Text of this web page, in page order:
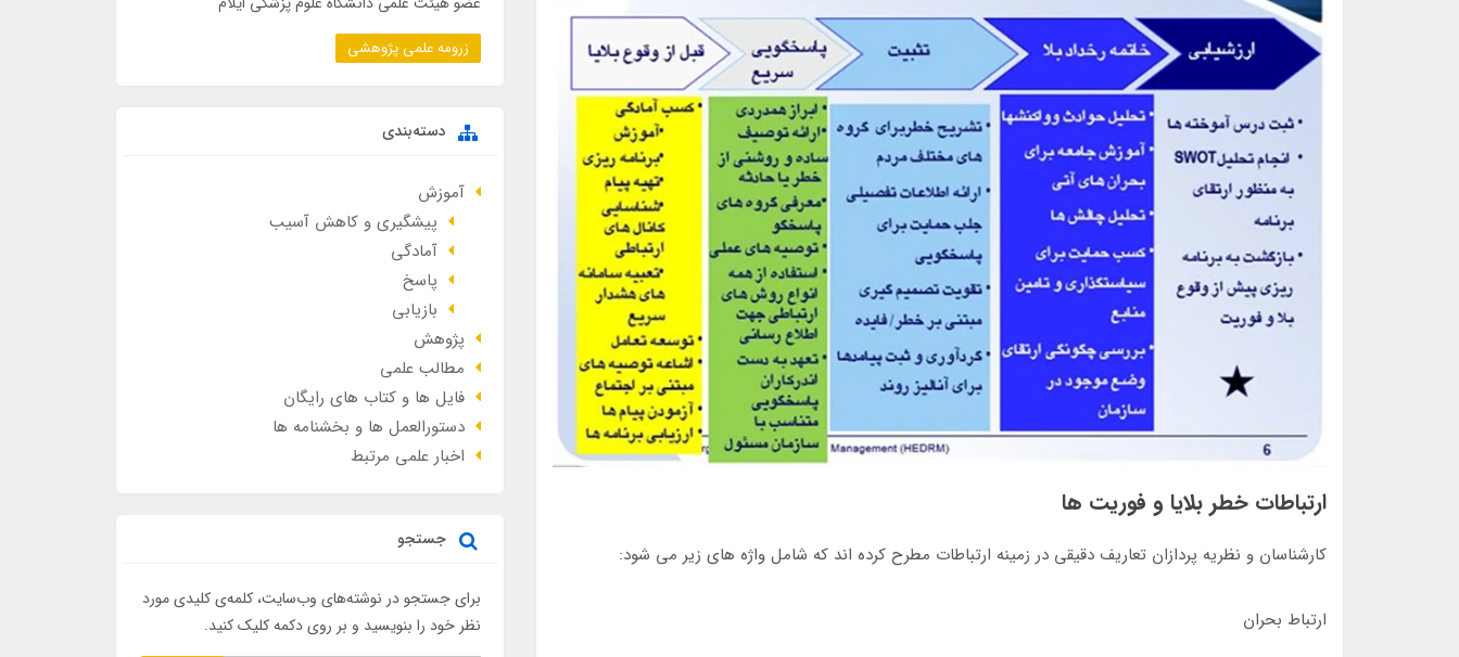
ارتباطات خطر بلایا و فوریت ها
کارشناسان و نظریه پردازان تعاریف دقیقی در زمینه ارتباطات مطرح کرده اند که شامل واژه های زیر می شود:
ارتباط بحران
زرومه علمی پژوهشی
دسته‌بندی
آموزش
پیشگیری و کاهش آسیب
آمادگی
پاسخ
بازیابی
پژوهش
مطالب علمی
فایل ها و کتاب های رایگان
دستورالعمل ها و بخشنامه ها
اخبار علمی مرتبط
جستجو
برای جستجو در نوشته‌های وب‌سایت، کلمه‌ی کلیدی مورد
نظر خود را بنویسید و بر روی دکمه کلیک کنید.